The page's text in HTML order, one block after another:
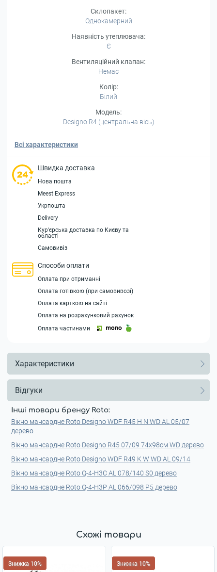
Склопакет:
Однокамерний
Наявність утеплювача:
Є
Вентиляційний клапан:
Немає
Колір:
Білий
Модель:
Designo R4 (центральна вісь)
Всі характеристики
Швидка доставка
Нова пошта
Meest Express
Укрпошта
Delivery
Кур'єрська доставка по Києву та
області
Самовивіз
Способи оплати
Оплата при отриманні
Оплата готівкою (при самовивозі)
Оплата карткою на сайті
Оплата на розрахунковий рахунок
Оплата частинами
Характеристики
Відгуки
Інші товари бренду Roto:
Вікно мансардне Roto Designo WDF R45 H N WD AL 05/07
дерево
Вікно мансардне Roto Designo R45 07/09 74x98см WD дерево
Вікно мансардне Roto Designo WDF R49 K W WD AL 09/14
Вікно мансардне Roto Q-4-H3C AL 078/140 S0 дерево
Вікно мансардне Roto Q-4-H3P AL 066/098 P5 дерево
Схожі товари
Знижка 10% Знижка 10%